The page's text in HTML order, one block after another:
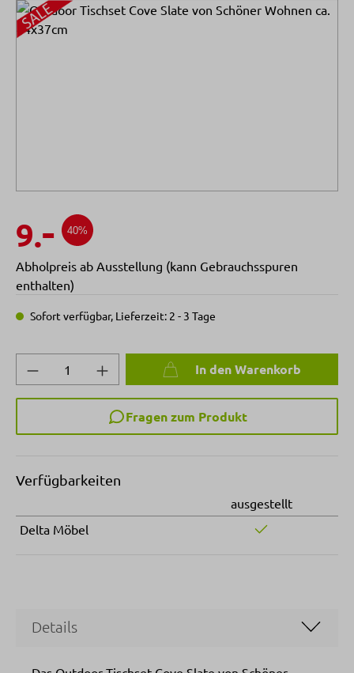
Bildergalerie überspringen
9.- 40%
Abholpreis ab Ausstellung (kann Gebrauchsspuren
enthalten)
Sofort verfügbar, Lieferzeit: 2 - 3 Tage
Produkt Anzahl: Gib den gewünschten
In den Warenkorb
Fragen zum Produkt
Verfügbarkeiten
ausgestellt
Delta Möbel
Details